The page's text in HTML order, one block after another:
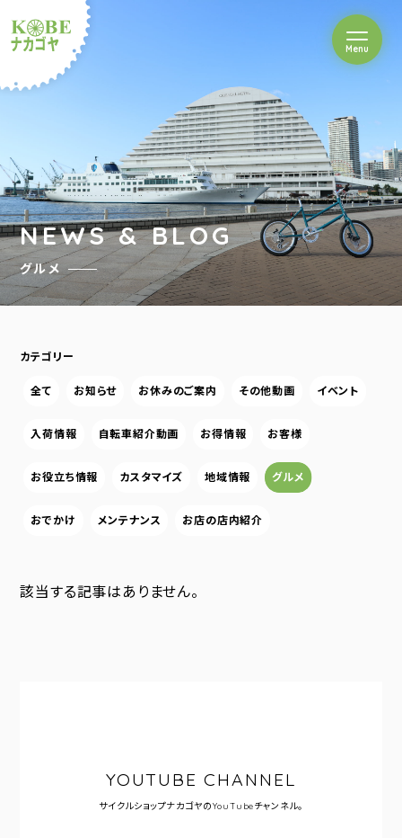
ルショップナカゴヤ
Menuを開閉
NEWS & BLOG
グルメ
カテゴリー
全て お知らせ お休みのご案内 その他動画 イベント
入荷情報 自転車紹介動画 お得情報 お客様
お役立ち情報 カスタマイズ 地域情報 グルメ
おでかけ メンテナンス お店の店内紹介
該当する記事はありません。
YOUTUBE CHANNEL
サイクルショップナカゴヤのYouTubeチャンネル。